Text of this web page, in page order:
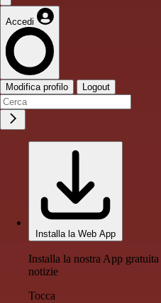
Accedi
Modifica profilo Logout
Installa la Web App
Installa la nostra App
notizie
Tocca